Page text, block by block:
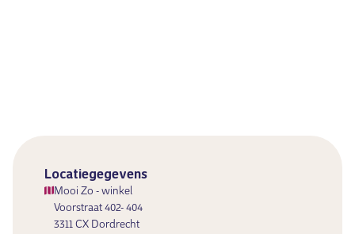
Locatiegegevens
Mooi Zo - winkel
Voorstraat 402- 404
3311 CX Dordrecht